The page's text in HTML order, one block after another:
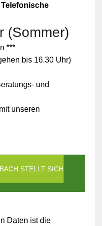
(Sommer)
***
bis 16.30 Uhr)
und
unseren
STELLT SICH
Daten ist die